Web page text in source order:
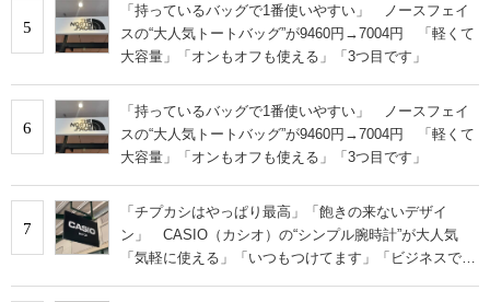
5
「持っているバッグで1番使いやすい」 ノースフェイ
スの“大人気トートバッグ”が9460円→7004円 「軽くて
大容量」「オンもオフも使える」「3つ目です」
6
「持っているバッグで1番使いやすい」 ノースフェイ
スの“大人気トートバッグ”が9460円→7004円 「軽くて
大容量」「オンもオフも使える」「3つ目です」
7
「チプカシはやっぱり最高」「飽きの来ないデザイ
ン」 CASIO（カシオ）の“シンプル腕時計”が大人気
「気軽に使える」「いつもつけてます」「ビジネスでも